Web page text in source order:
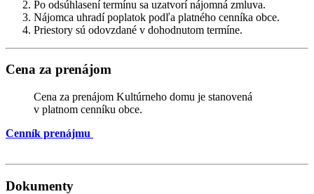
Po odsúhlasení termínu sa uzatvorí nájomná zmluva.
Nájomca uhradí poplatok podľa platného cenníka obce.
Priestory sú odovzdané v dohodnutom termíne.
Cena za prenájom
Cena za prenájom Kultúrneho domu je stanovená
v platnom cenníku obce.
Cenník prenájmu
Dokumenty